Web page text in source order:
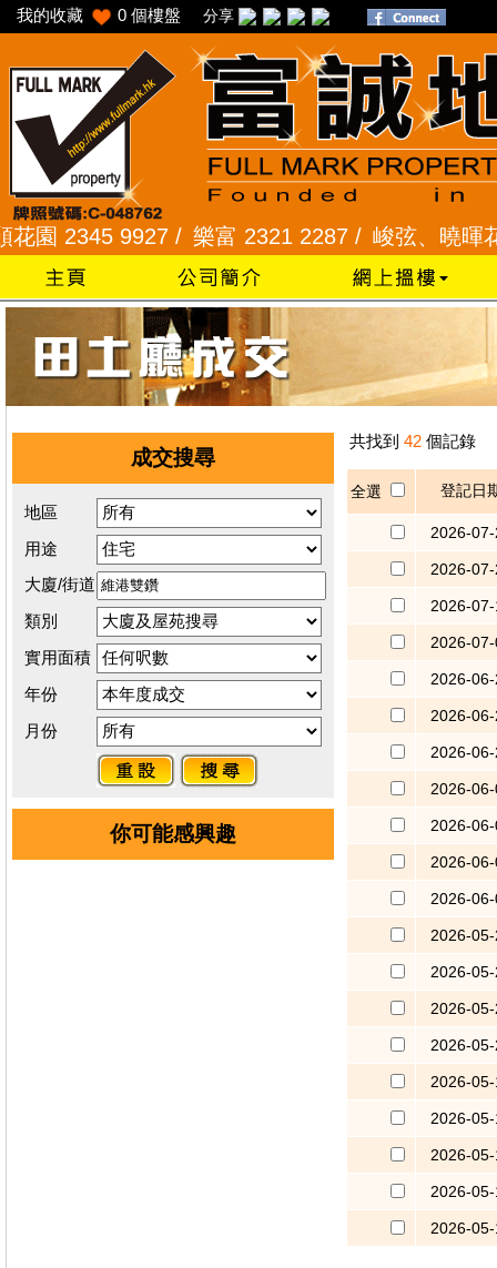
我的收藏 0 個樓盤 分享
2345 9927 /樂富 2321 2287 /峻弦、曉暉花
成交搜尋
地區
用途
大廈/街道
類別
實用面積
年份
月份
你可能感興趣
共找到 42 個記錄
全選 登記日
2026-
2026-
2026-
2026-
2026-
2026-
2026-
2026-
2026-
2026-
2026-
2026-
2026-
2026-
2026-
2026-
2026-
2026-
2026-
2026-